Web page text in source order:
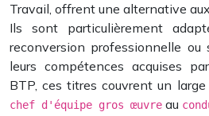
Travail, offrent une alternative
Ils sont particulièrement
reconversion professionnelle
leurs compétences acquises
BTP, ces titres couvrent un
chef d'équipe gros œuvre au